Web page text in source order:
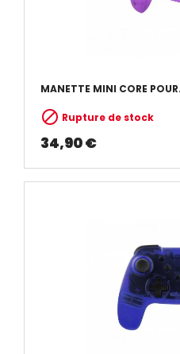
MANETTE MINI CORE
 Rupture de stock
34,90 €